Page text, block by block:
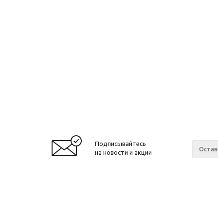
Подписывайтесь
на новости и акции